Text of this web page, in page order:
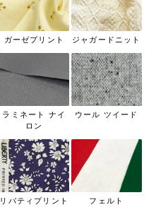
ガーゼプリント ジャガードニット
ラミネート ナイ
ロン
ウール ツイード
リバティプリント フェルト